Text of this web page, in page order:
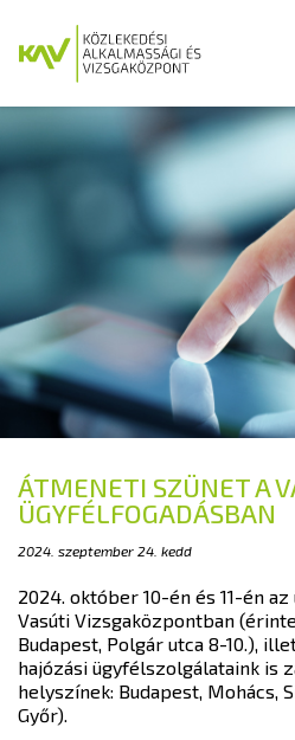
ÁTMENETI SZÜNET A
ÜGYFÉLFOGADÁSBAN
2024. szeptember 24. kedd
2024. október 10-én és 11-én
Vasúti Vizsgaközpontban
Budapest, Polgár utca 8-10.),
hajózási ügyfélszolgálataink is
helyszínek: Budapest, Mohács,
Győr).